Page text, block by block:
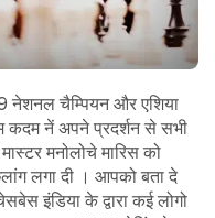
चैम्पियन और एशिया
कदम नें अपने प्रदर्शन से सभी
मनोलोचे मारिस को
लगा दी । आपको बता दे
इंडिया के द्वारा कई लोगो